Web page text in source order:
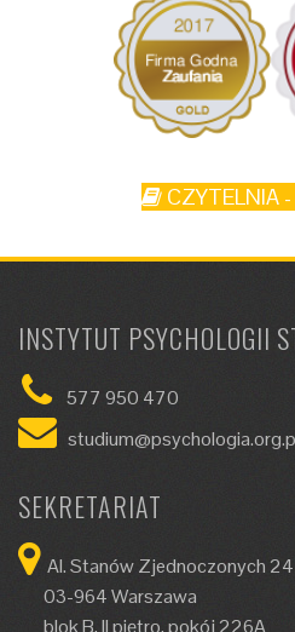
CZYTELNIA
INSTYTUT PSYCHOLOGII
577 950 470
SEKRETARIAT
Al. Stanów Zjednoczonych 24
03-964 Warszawa
blok B, II piętro, pokój 226A